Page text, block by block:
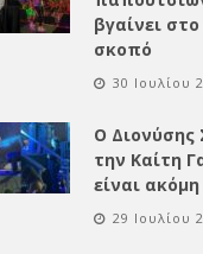
βγαίνει
σκοπό
30 Ιουλίου
Ο Διονύσης
την Καίτη
είναι
29 Ιουλίου